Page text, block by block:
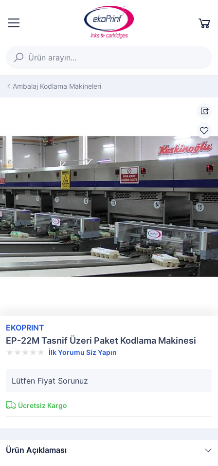
Ambalaj Kodlama Makineleri
EKOPRINT
EP-22M Tasnif Üzeri Paket Kodlama Makinesi
İlk Yorumu Siz Yapın
Lütfen Fiyat Sorunuz
Ücretsiz Kargo
Ürün Açıklaması